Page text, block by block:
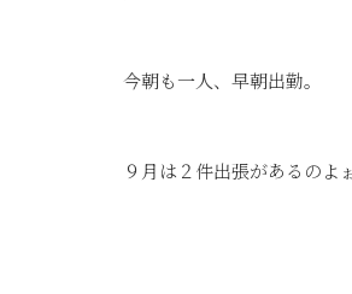
今朝も一人、早朝出勤。
９月は２件出張があるのよ